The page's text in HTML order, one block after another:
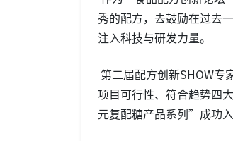
秀的配方，去鼓励在过去
注入科技与研发力量。
第二届配方创新SHOW专
项目可行性、符合趋势四
元复配糖产品系列”成功